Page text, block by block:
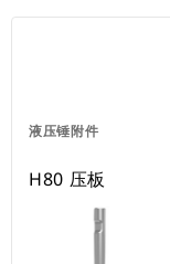
液压锤附件
H80 压板